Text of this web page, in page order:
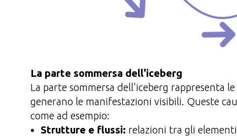
La parte sommersa dell'iceberg
La parte sommersa dell'iceberg rappresenta
generano le manifestazioni visibili. Queste
come ad esempio:
Strutture e flussi: relazioni tra gli